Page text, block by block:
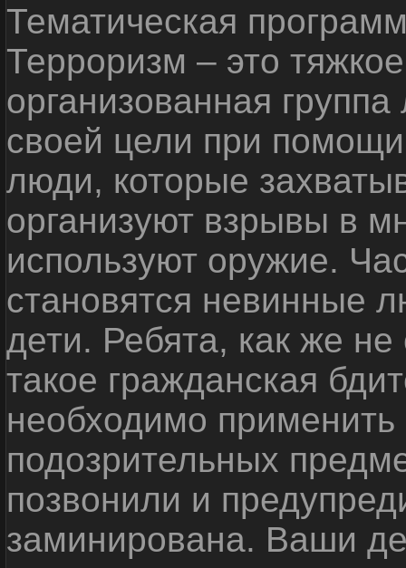
Тематическая
Терроризм – это
организованная
своей цели при
люди, которые
организуют взрывы в
используют оружие.
становятся невинные
дети. Ребята, как же не
такое гражданская
необходимо
подозрительных
позвонили и
заминирована. Ваши